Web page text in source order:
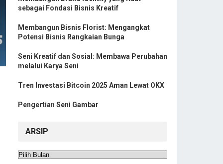
sebagai Fondasi Bisnis Kreatif
Membangun Bisnis Florist: Mengangkat
Potensi Bisnis Rangkaian Bunga
Seni Kreatif dan Sosial: Membawa Perubahan
melalui Karya Seni
Tren Investasi Bitcoin 2025 Aman Lewat OKX
Pengertian Seni Gambar
ARSIP
Arsip